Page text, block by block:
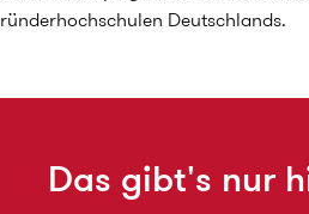
Deutschlands.
Das gibt's nur